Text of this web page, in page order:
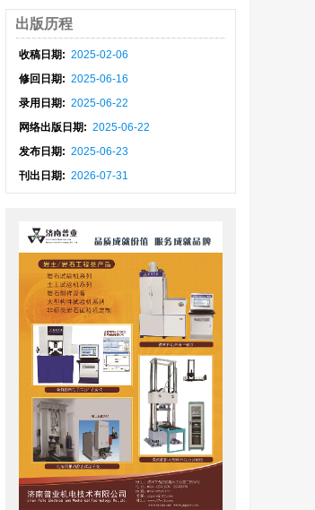
出版历程
收稿日期: 2025-02-06
修回日期: 2025-06-16
录用日期: 2025-06-22
网络出版日期: 2025-06-22
发布日期: 2025-06-23
刊出日期: 2026-07-31